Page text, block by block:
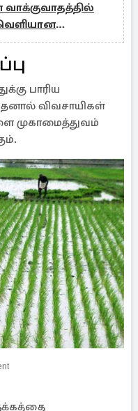
பாரிய
விவசாயிகள்
முகாமைத்துவம்